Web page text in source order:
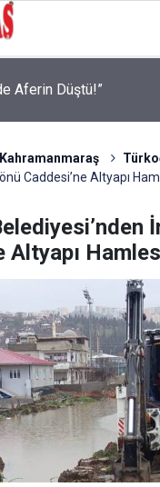
Aferin Düştü!”
Kahramanmaraş
Caddesi’ne Altyapı
Altyapı